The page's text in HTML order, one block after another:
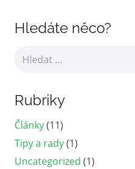
Hledáte něco?
Vyhledávání
Rubriky
Články(11)
Tipy a rady(1)
Uncategorized (1)